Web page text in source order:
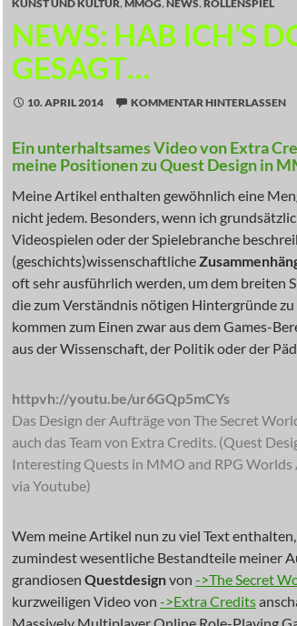
KUNST UND KULTUR,MMOG,NEWS,ROLLENSPIEL
NEWS: HAB ICH’S
GESAGT…
10. APRIL 2014 KOMMENTAR HINTERLASSEN
Ein unterhaltsames Video von Extra
meine Positionen zu Quest Design in
Meine Artikel enthalten gewöhnlich eine
nicht jedem. Besonders, wenn ich
Videospielen oder der Spielebranche
(geschichts)wissenschaftliche
oft sehr ausführlich werden, um dem breiten
die zum Verständnis nötigen Hintergründe
kommen zum Einen zwar aus dem Games-
aus der Wissenschaft, der Politik oder der
httpvh://youtu.be/ur6GQp5mCYs
Das Design der Aufträge von The Secret
auch das Team von Extra Credits. (Quest
Interesting Quests in MMO and RPG Worlds
via Youtube)
Wem meine Artikel nun zu viel Text
zumindest wesentliche Bestandteile meiner
grandiosen Questdesignvon ->The Secret
kurzweiligen Video von ->Extra Credits